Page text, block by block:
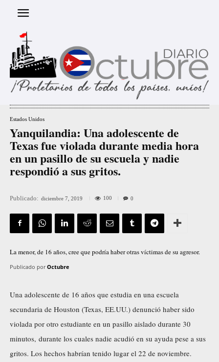
Estados Unidos
Yanquilandia: Una adolescente de
Texas fue violada durante media hora
en un pasillo de su escuela y nadie
respondió a sus gritos.
Publicado: diciembre 7, 2019 100 0
La menor, de 16 años, cree que podría haber otras víctimas de su agresor.
Publicado por Octubre
Una adolescente de 16 años que estudia en una escuela
secundaria de Houston (Texas, EE.UU.) denunció haber sido
violada por otro estudiante en un pasillo aislado durante 30
minutos, durante los cuales nadie acudió en su ayuda pese a sus
gritos. Los hechos habrían tenido lugar el 22 de noviembre.